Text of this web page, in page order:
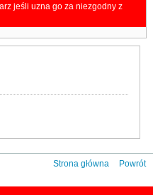
jeśli uzna go za niezgodny z
Strona główna Powrót